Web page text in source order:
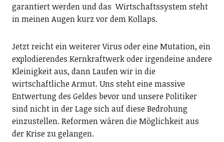
garantiert werden und das Wirtschaftssystem steht
in meinen Augen kurz vor dem Kollaps.
Jetzt reicht ein weiterer Virus oder eine Mutation, ein
explodierendes Kernkraftwerk oder irgendeine andere
Kleinigkeit aus, dann Laufen wir in die
wirtschaftliche Armut. Uns steht eine massive
Entwertung des Geldes bevor und unsere Politiker
sind nicht in der Lage sich auf diese Bedrohung
einzustellen. Reformen wären die Möglichkeit aus
der Krise zu gelangen.